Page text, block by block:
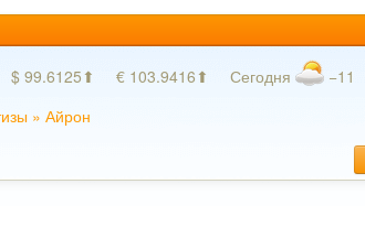
$ 99.6125⬆ € 103.9416⬆ Сегодня −11
» Айрон